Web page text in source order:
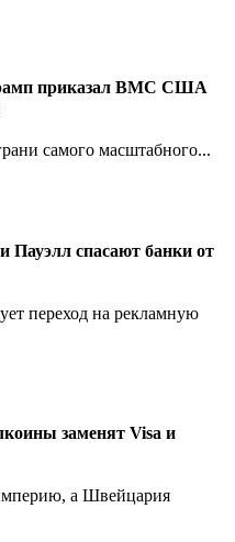
приказал ВМС США
самого масштабного...
Пауэлл спасают банки от
переход на рекламную
заменят Visa и
а Швейцария